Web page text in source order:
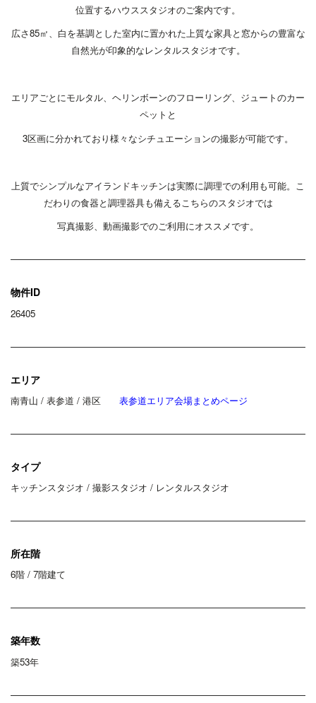
位置するハウススタジオのご案内です。
広さ85㎡、白を基調とした室内に置かれた上質な家具と窓からの豊富な
自然光が印象的なレンタルスタジオです。
エリアごとにモルタル、ヘリンボーンのフローリング、ジュートのカー
ペットと
3区画に分かれており様々なシチュエーションの撮影が可能です。
上質でシンプルなアイランドキッチンは実際に調理での利用も可能。こ
だわりの食器と調理器具も備えるこちらのスタジオでは
写真撮影、動画撮影でのご利用にオススメです。
物件ID
26405
エリア
南青山 / 表参道 / 港区 表参道エリア会場まとめページ
タイプ
キッチンスタジオ / 撮影スタジオ / レンタルスタジオ
所在階
6階 / 7階建て
築年数
築53年